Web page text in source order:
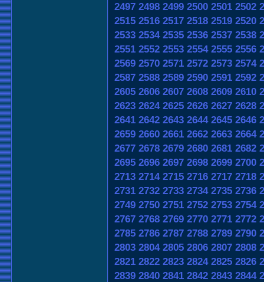
2497 2498 2499 2500 2501 2502
2515 2516 2517 2518 2519 2520
2533 2534 2535 2536 2537 2538
2551 2552 2553 2554 2555 2556
2569 2570 2571 2572 2573 2574
2587 2588 2589 2590 2591 2592
2605 2606 2607 2608 2609 2610
2623 2624 2625 2626 2627 2628
2641 2642 2643 2644 2645 2646
2659 2660 2661 2662 2663 2664
2677 2678 2679 2680 2681 2682
2695 2696 2697 2698 2699 2700
2713 2714 2715 2716 2717 2718
2731 2732 2733 2734 2735 2736
2749 2750 2751 2752 2753 2754
2767 2768 2769 2770 2771 2772
2785 2786 2787 2788 2789 2790
2803 2804 2805 2806 2807 2808
2821 2822 2823 2824 2825 2826
2839 2840 2841 2842 2843 2844